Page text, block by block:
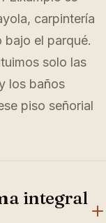
carpintería
bajo el parqué.
solo las
los baños
piso señorial
integral